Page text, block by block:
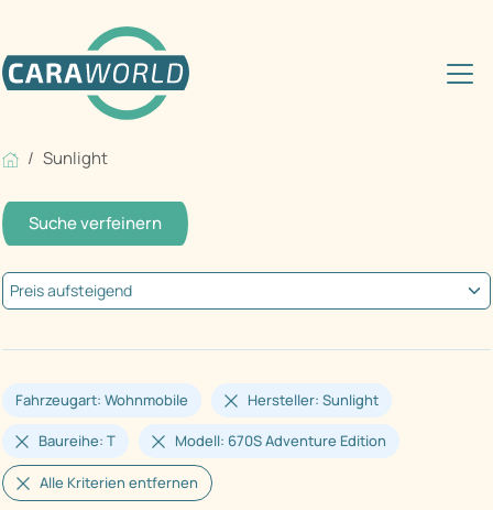
Sunlight
Suche verfeinern
Fahrzeugart: Wohnmobile Hersteller: Sunlight
Baureihe: T Modell: 670S Adventure Edition
Alle Kriterien entfernen